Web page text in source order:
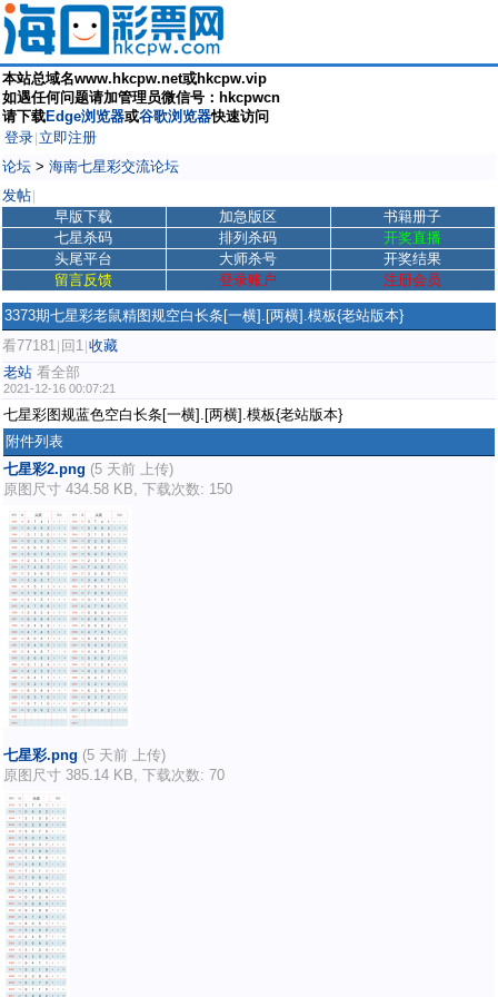
本站总域名www.hkcpw.net或hkcpw.vip
如遇任何问题请加管理员微信号：hkcpwcn
请下载Edge浏览器或谷歌浏览器快速访问
登录 立即注册
论坛 > 海南七星彩交流论坛
发帖
早版下载 加急版区
书籍册子
七星杀码
排列杀码
开奖直播
头尾平台
大师杀号
开奖结果
留言反馈
登录账户 注册会员
3373期七星彩老鼠精图规空白长条[一横].[两横].模板{老站版本}
看77181 回1 收藏
老站 看全部
2021-12-16 00:07:21
七星彩图规蓝色空白长条[一横].[两横].模板{老站版本}
附件列表
七星彩2.png (5 天前 上传)
原图尺寸 434.58 KB, 下载次数: 150
七星彩.png (5 天前 上传)
原图尺寸 385.14 KB, 下载次数: 70